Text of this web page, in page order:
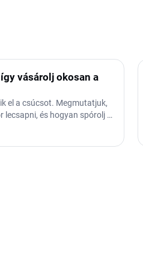
vásárolj okosan a
el a csúcsot. Megmutatjuk,
lecsapni, és hogyan spórolj a